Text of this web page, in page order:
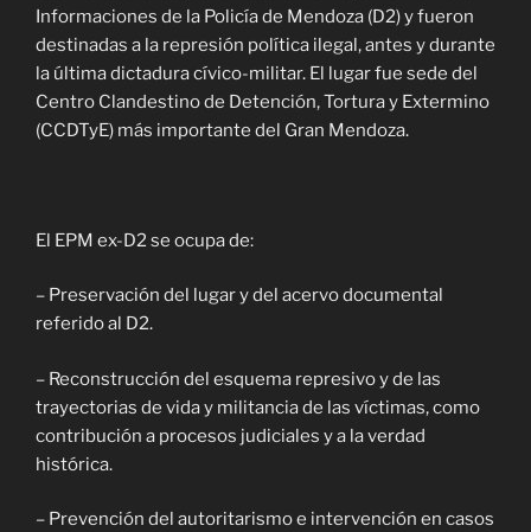
Informaciones de la Policía de Mendoza (D2) y fueron
destinadas a la represión política ilegal, antes y durante
la última dictadura cívico-militar. El lugar fue sede del
Centro Clandestino de Detención, Tortura y Extermino
(CCDTyE) más importante del Gran Mendoza.
El EPM ex-D2 se ocupa de:
– Preservación del lugar y del acervo documental
referido al D2.
– Reconstrucción del esquema represivo y de las
trayectorias de vida y militancia de las víctimas, como
contribución a procesos judiciales y a la verdad
histórica.
– Prevención del autoritarismo e intervención en casos